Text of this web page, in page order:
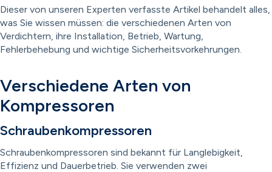
Dieser von unseren Experten verfasste Artikel behandelt alles,
was Sie wissen müssen: die verschiedenen Arten von
Verdichtern, ihre Installation, Betrieb, Wartung,
Fehlerbehebung und wichtige Sicherheitsvorkehrungen.
Verschiedene Arten von
Kompressoren
Schraubenkompressoren
Schraubenkompressoren sind bekannt für Langlebigkeit,
Effizienz und Dauerbetrieb. Sie verwenden zwei